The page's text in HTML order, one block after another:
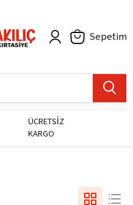
Sepetim
ÜCRETSİZ
KARGO